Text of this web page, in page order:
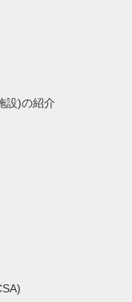
設)の紹介